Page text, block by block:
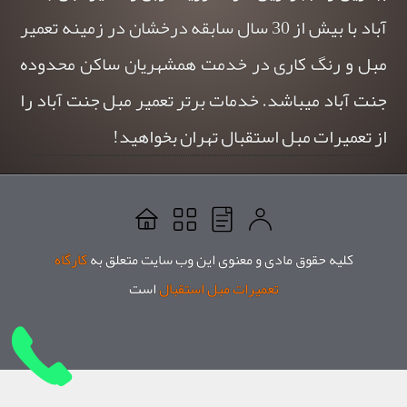
آباد با بیش از 30 سال سابقه درخشان در زمینه تعمیر
مبل و رنگ کاری در خدمت همشهریان ساکن محدوده
جنت آباد میباشد. خدمات برتر تعمیر مبل جنت آباد را
از تعمیرات مبل استقبال تهران بخواهید!
کلیه حقوق مادی و معنوی این وب سایت متعلق بهکارگاه
تعمیرات مبل استقبالاست